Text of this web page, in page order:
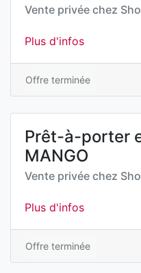
Vente privée chez
Plus d'infos
Offre terminée
Prêt-à-porter
MANGO
Vente privée chez
Plus d'infos
Offre terminée